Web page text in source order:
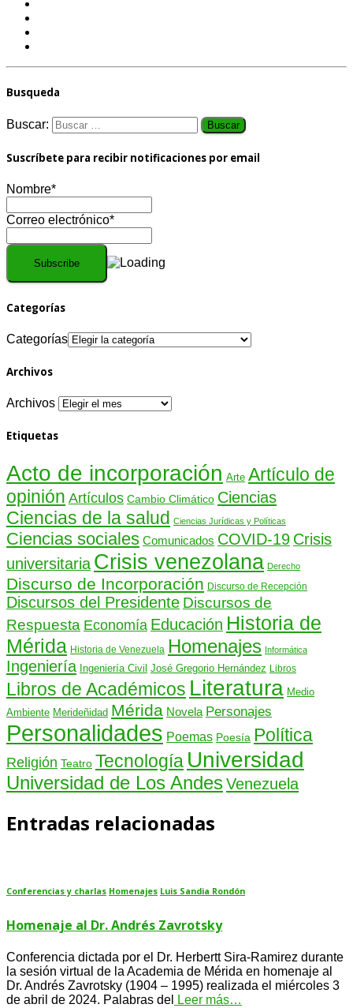
Busqueda
Buscar:
Suscríbete para recibir notificaciones por email
Nombre*
Correo electrónico*
Categorías
Categorías
Archivos
Archivos
Etiquetas
Acto de incorporación Arte Artículo de
opinión Artículos Cambio Climático Ciencias
Ciencias de la salud Ciencias Jurídicas y Políticas
Ciencias sociales Comunicados COVID-19 Crisis
universitaria Crisis venezolana Derecho
Discurso de Incorporación Discurso de Recepción
Discursos del Presidente Discursos de
Respuesta Economía Educación Historia de
Mérida Historia de Venezuela Homenajes Informática
Ingeniería Ingeniería Civil José Gregorio Hernández Libros
Libros de Académicos Literatura Medio
Ambiente Merideñidad Mérida Novela Personajes
Personalidades Poemas Poesía Política
Religión Teatro Tecnología Universidad
Universidad de Los AndesVenezuela
Entradas relacionadas
Conferencias y charlas Homenajes Luis Sandia Rondón
Homenaje al Dr. Andrés Zavrotsky
Conferencia dictada por el Dr. Herbertt Sira-Ramirez durante
la sesión virtual de la Academia de Mérida en homenaje al
Dr. Andrés Zavrotsky (1904 – 1995) realizada el miércoles 3
de abril de 2024. Palabras del
Leer más…